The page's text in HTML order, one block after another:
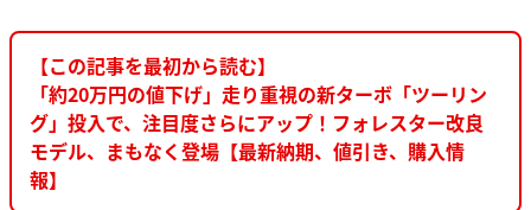
【この記事を最初から読む】
「約20万円の値下げ」走り重視の新ターボ「ツーリン
グ」投入で、注目度さらにアップ！フォレスター改良
モデル、まもなく登場【最新納期、値引き、購入情
報】